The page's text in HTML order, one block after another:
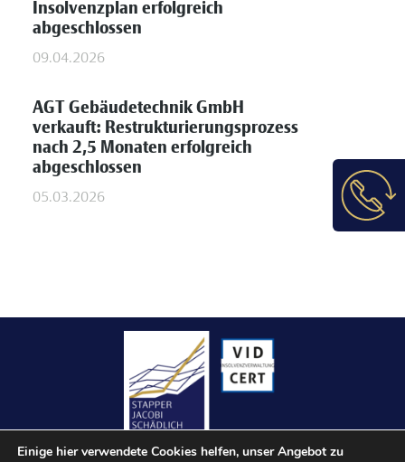
Insolvenzplan erfolgreich
abgeschlossen
09.04.2026
AGT Gebäudetechnik GmbH
verkauft: Restrukturierungsprozess
nach 2,5 Monaten erfolgreich
abgeschlossen
05.03.2026
Einige hier verwendete Cookies helfen, unser Angebot zu